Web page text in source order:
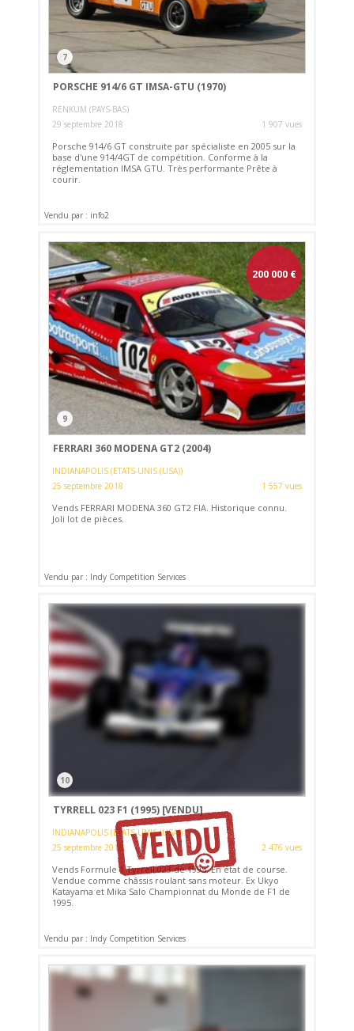
7
PORSCHE 914/6 GT IMSA-GTU (1970)
RENKUM (PAYS-BAS)
29 septembre 2018
1 907 vues
Porsche 914/6 GT construite par spécialiste en 2005 sur la
base d'une 914/4GT de compétition. Conforme à la
réglementation IMSA GTU. Très performante Prête à
courir.
Vendu par : info2
200 000€
9
FERRARI 360 MODENA GT2 (2004)
INDIANAPOLIS (ETATS-UNIS (USA))
25 septembre 2018
1 557 vues
Vends FERRARI MODENA 360 GT2 FIA. Historique connu.
Joli lot de pièces.
Vendu par : Indy Competition Services
10
TYRRELL 023 F1 (1995) [VENDU]
INDIANAPOLIS (ETATS-UNIS (USA))
25 septembre 2018
2 476 vues
Vends Formule 1 Tyrrell 023 de 1995. En état de course.
Vendue comme châssis roulant sans moteur. Ex Ukyo
Katayama et Mika Salo Championnat du Monde de F1 de
1995.
Vendu par : Indy Competition Services